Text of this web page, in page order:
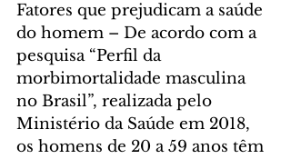
Fatores que prejudicam a saúde
do homem – De acordo com a
pesquisa “Perfil da
morbimortalidade masculina
no Brasil”, realizada pelo
Ministério da Saúde em 2018,
os homens de 20 a 59 anos têm